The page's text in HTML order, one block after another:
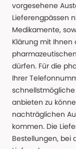
vorgesehene
Lieferengpässen
Medikamente,
Klärung mit
dürfen. Für die
Ihrer
anbieten zu
nachträglichen
kommen. Die
Bestellungen, bei